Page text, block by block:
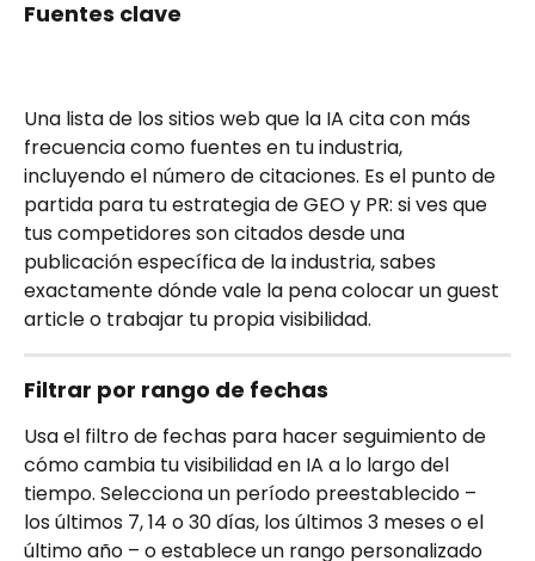
Fuentes clave
Una lista de los sitios web que la IA cita con más
frecuencia como fuentes en tu industria,
incluyendo el número de citaciones. Es el punto de
partida para tu estrategia de GEO y PR: si ves que
tus competidores son citados desde una
publicación específica de la industria, sabes
exactamente dónde vale la pena colocar un guest
article o trabajar tu propia visibilidad.
Filtrar por rango de fechas
Usa el filtro de fechas para hacer seguimiento de
cómo cambia tu visibilidad en IA a lo largo del
tiempo. Selecciona un período preestablecido –
los últimos 7, 14 o 30 días, los últimos 3 meses o el
último año – o establece un rango personalizado